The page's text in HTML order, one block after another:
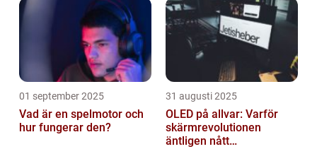
01 september 2025
Vad är en spelmotor och
hur fungerar den?
31 augusti 2025
OLED på allvar: Varför
skärmrevolutionen
äntligen nått